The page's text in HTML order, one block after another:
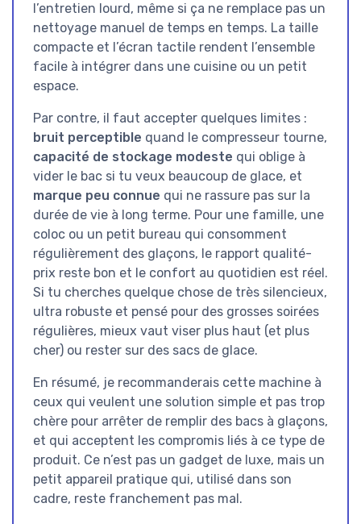
l’entretien lourd, même si ça ne remplace pas un
nettoyage manuel de temps en temps. La taille
compacte et l’écran tactile rendent l’ensemble
facile à intégrer dans une cuisine ou un petit
espace.
Par contre, il faut accepter quelques limites :
bruit perceptible quand le compresseur tourne,
capacité de stockage modeste qui oblige à
vider le bac si tu veux beaucoup de glace, et
marque peu connue qui ne rassure pas sur la
durée de vie à long terme. Pour une famille, une
coloc ou un petit bureau qui consomment
régulièrement des glaçons, le rapport qualité-
prix reste bon et le confort au quotidien est réel.
Si tu cherches quelque chose de très silencieux,
ultra robuste et pensé pour des grosses soirées
régulières, mieux vaut viser plus haut (et plus
cher) ou rester sur des sacs de glace.
En résumé, je recommanderais cette machine à
ceux qui veulent une solution simple et pas trop
chère pour arrêter de remplir des bacs à glaçons,
et qui acceptent les compromis liés à ce type de
produit. Ce n’est pas un gadget de luxe, mais un
petit appareil pratique qui, utilisé dans son
cadre, reste franchement pas mal.